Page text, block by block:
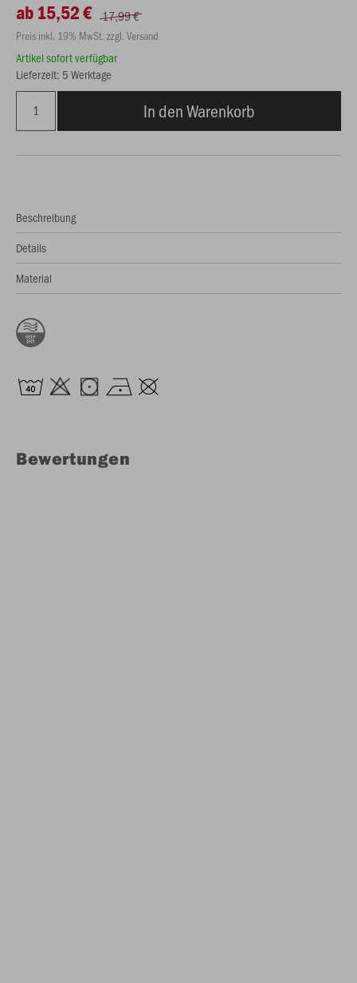
ab 15,52 € 17,99 €
Preis inkl. 19% MwSt. zzgl. Versand
Artikel sofort verfügbar
Lieferzeit: 5 Werktage
In den Warenkorb
Beschreibung
Details
Material
Bewertungen